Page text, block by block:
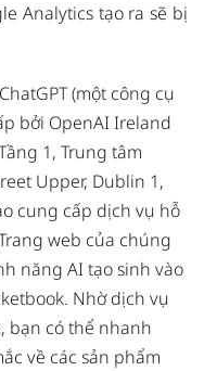
Analytics tạo ra sẽ bị
(một công cụ
bởi OpenAI Ireland
1, Trung tâm
Upper, Dublin 1,
cung cấp dịch vụ hỗ
web của chúng
năng AI tạo sinh vào
Nhờ dịch vụ
bạn có thể nhanh
về các sản phẩm